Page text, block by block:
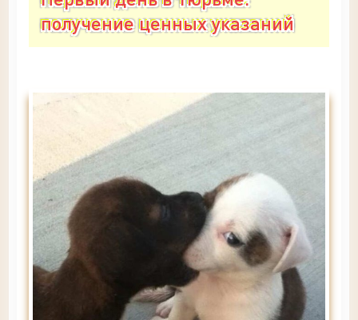
получение ценных указаний